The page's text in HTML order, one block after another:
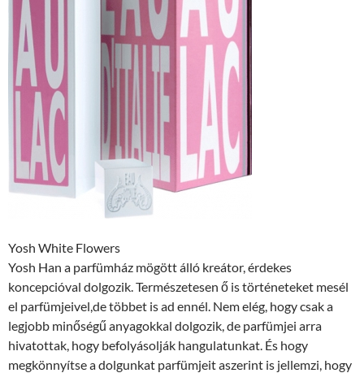
Yosh White Flowers
Yosh Han a parfümház mögött álló kreátor, érdekes
koncepcióval dolgozik. Természetesen ő is történeteket mesél
el parfümjeivel,de többet is ad ennél. Nem elég, hogy csak a
legjobb minőségű anyagokkal dolgozik, de parfümjei arra
hivatottak, hogy befolyásolják hangulatunkat. És hogy
megkönnyítse a dolgunkat parfümjeit aszerint is jellemzi, hogy